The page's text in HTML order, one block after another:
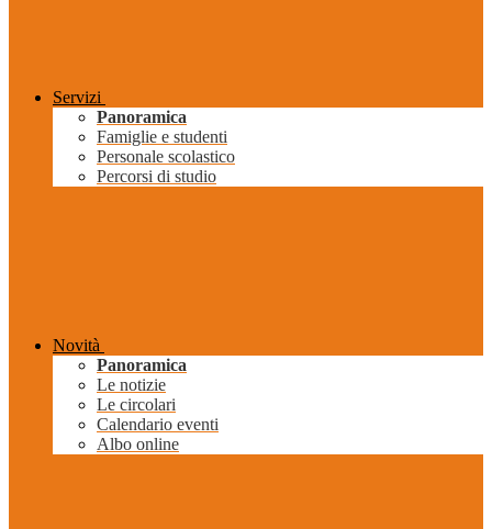
Servizi
Panoramica
Famiglie e studenti
Personale scolastico
Percorsi di studio
Novità
Panoramica
Le notizie
Le circolari
Calendario eventi
Albo online